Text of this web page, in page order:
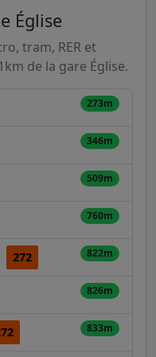
Église
tram, RER et
de la gare Église.
273m
346m
509m
760m
272 822m
826m
833m